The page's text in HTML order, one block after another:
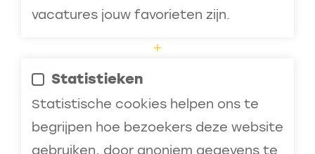
vacatures jouw favorieten zijn.
Statistieken
Statistische cookies helpen ons te
begrijpen hoe bezoekers deze website
gebruiken, door anoniem gegevens te